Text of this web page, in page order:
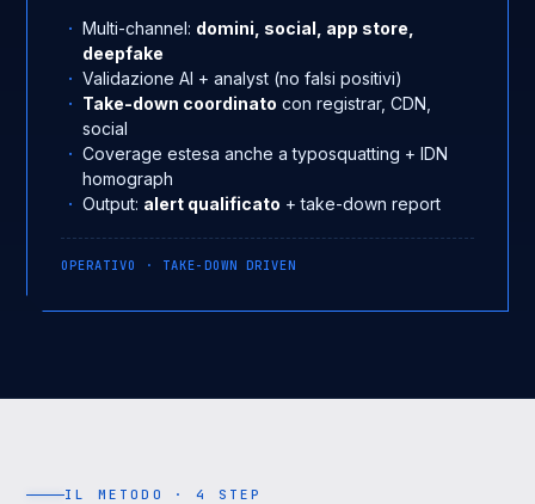
Multi-channel: domini, social, app store,
deepfake
Validazione AI + analyst (no falsi positivi)
Take-down coordinato con registrar, CDN,
social
Coverage estesa anche a typosquatting + IDN
homograph
Output: alert qualificato + take-down report
OPERATIVO · TAKE-DOWN DRIVEN
IL METODO · 4 STEP